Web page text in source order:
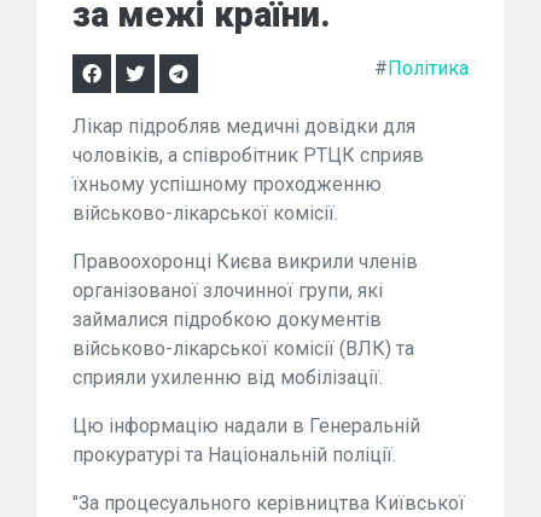
за межі країни.
#Політика
Лікар підробляв медичні довідки для
чоловіків, а співробітник РТЦК сприяв
їхньому успішному проходженню
військово-лікарської комісії.
Правоохоронці Києва викрили членів
організованої злочинної групи, які
займалися підробкою документів
військово-лікарської комісії (ВЛК) та
сприяли ухиленню від мобілізації.
Цю інформацію надали в Генеральній
прокуратурі та Національній поліції.
"За процесуального керівництва Київської